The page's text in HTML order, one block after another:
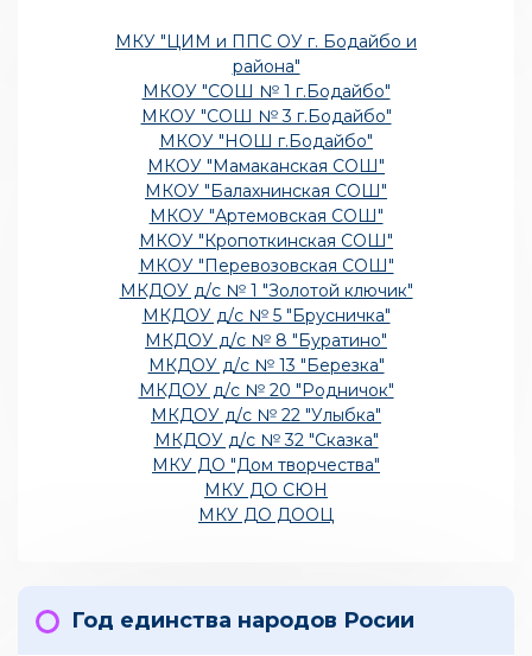
МКУ "ЦИМ и ППС ОУ г. Бодайбо и
района"
МКОУ "СОШ № 1 г.Бодайбо"
МКОУ "СОШ № 3 г.Бодайбо"
МКОУ "НОШ г.Бодайбо"
МКОУ "Мамаканская СОШ"
МКОУ "Балахнинская СОШ"
МКОУ "Артемовская СОШ"
МКОУ "Кропоткинская СОШ"
МКОУ "Перевозовская СОШ"
МКДОУ д/с № 1 "Золотой ключик"
МКДОУ д/с № 5 "Брусничка"
МКДОУ д/с № 8 "Буратино"
МКДОУ д/с № 13 "Березка"
МКДОУ д/с № 20 "Родничок"
МКДОУ д/с № 22 "Улыбка"
МКДОУ д/с № 32 "Сказка"
МКУ ДО "Дом творчества"
МКУ ДО СЮН
МКУ ДО ДООЦ
Год единства народов Росии